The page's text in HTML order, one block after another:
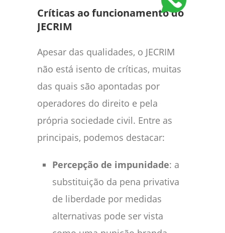
Críticas ao funcionamento do
JECRIM
Apesar das qualidades, o JECRIM
não está isento de críticas, muitas
das quais são apontadas por
operadores do direito e pela
própria sociedade civil. Entre as
principais, podemos destacar:
Percepção de impunidade: a
substituição da pena privativa
de liberdade por medidas
alternativas pode ser vista